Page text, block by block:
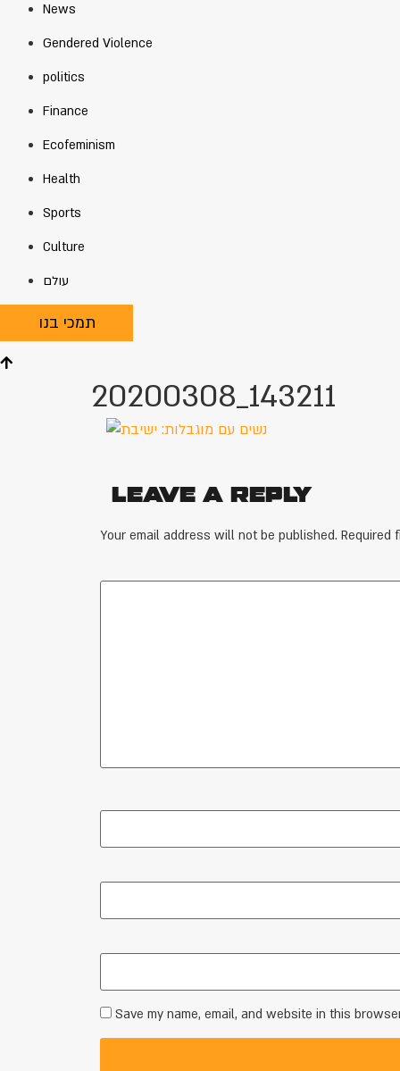
News
Gendered Violence
politics
Finance
Ecofeminism
Health
Sports
Culture
עולם
תמכי בנו
20200308_143211
Leave a Reply
Your email address will not be published. Required
Save my name, email, and website in this